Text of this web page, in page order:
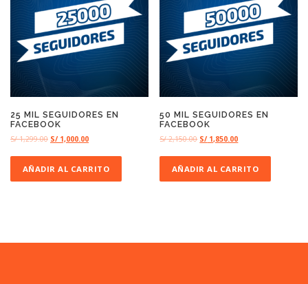
25 MIL SEGUIDORES EN
FACEBOOK
S/1,299.00 S/1,000.00
AÑADIR AL CARRITO
50 MIL SEGUIDORES EN
FACEBOOK
S/2,150.00 S/1,850.00
AÑADIR AL CARRITO